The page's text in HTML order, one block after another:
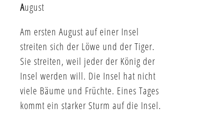
August
Am ersten August auf einer Insel
streiten sich der Löwe und der Tiger.
Sie streiten, weil jeder der König der
Insel werden will. Die Insel hat nicht
viele Bäume und Früchte. Eines Tages
kommt ein starker Sturm auf die Insel.